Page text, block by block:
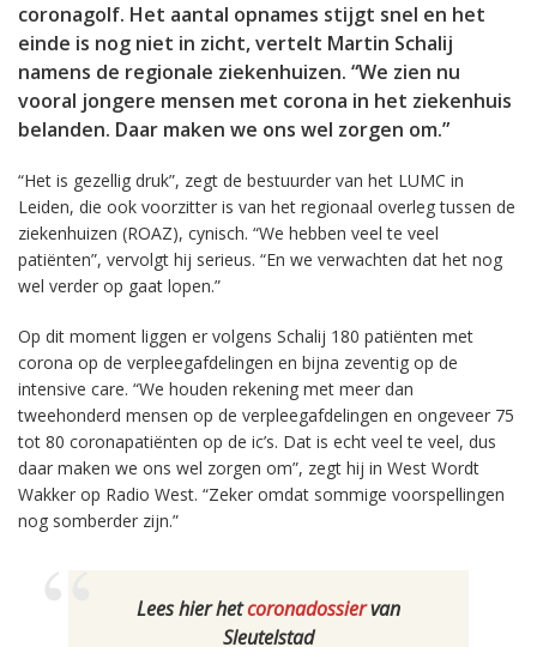
coronagolf. Het aantal opnames stijgt snel en het
einde is nog niet in zicht, vertelt Martin Schalij
namens de regionale ziekenhuizen. “We zien nu
vooral jongere mensen met corona in het ziekenhuis
belanden. Daar maken we ons wel zorgen om.”
“Het is gezellig druk”, zegt de bestuurder van het LUMC in
Leiden, die ook voorzitter is van het regionaal overleg tussen de
ziekenhuizen (ROAZ), cynisch. “We hebben veel te veel
patiënten”, vervolgt hij serieus. “En we verwachten dat het nog
wel verder op gaat lopen.”
Op dit moment liggen er volgens Schalij 180 patiënten met
corona op de verpleegafdelingen en bijna zeventig op de
intensive care. “We houden rekening met meer dan
tweehonderd mensen op de verpleegafdelingen en ongeveer 75
tot 80 coronapatiënten op de ic’s. Dat is echt veel te veel, dus
daar maken we ons wel zorgen om”, zegt hij in West Wordt
Wakker op Radio West. “Zeker omdat sommige voorspellingen
nog somberder zijn.”
Lees hier hetcoronadossiervan
Sleutelstad